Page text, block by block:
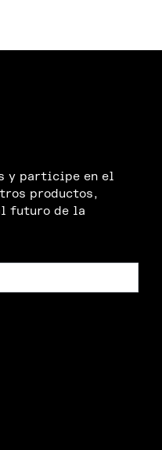
y participe en el
productos,
futuro de la